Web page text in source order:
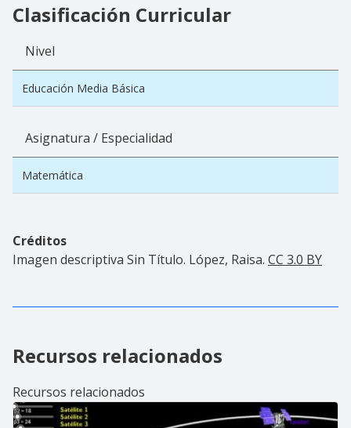
Clasificación Curricular
Nivel
Educación Media Básica
Asignatura / Especialidad
Matemática
Créditos
Imagen descriptiva Sin Título. López, Raisa. CC 3.0 BY
Recursos relacionados
Recursos relacionados